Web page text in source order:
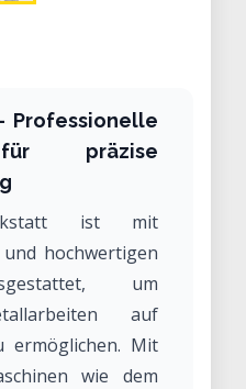
Professionelle
präzise
ist mit
hochwertigen
um
auf
ermöglichen. Mit
wie dem